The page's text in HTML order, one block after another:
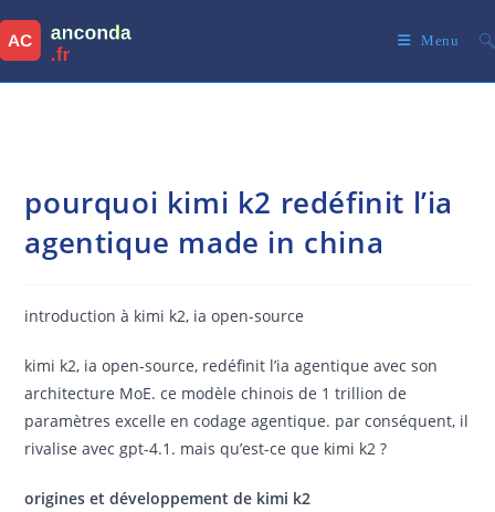
to
content
Menu
pourquoi kimi k2 redéfinit l’ia
agentique made in china
introduction à kimi k2, ia open-source
kimi k2, ia open-source, redéfinit l’ia agentique avec son
architecture MoE. ce modèle chinois de 1 trillion de
paramètres excelle en codage agentique. par conséquent, il
rivalise avec gpt-4.1. mais qu’est-ce que kimi k2 ?
origines et développement de kimi k2